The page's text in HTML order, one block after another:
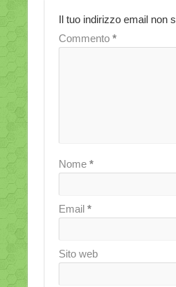
Il tuo indirizzo email non
Commento *
Nome *
Email *
Sito web